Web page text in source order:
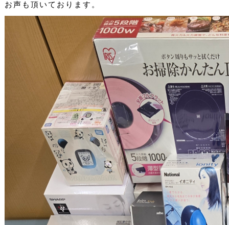
お問い合わせ
お声も頂いております。